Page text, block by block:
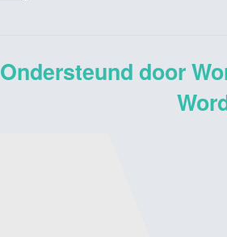
Ondersteund door